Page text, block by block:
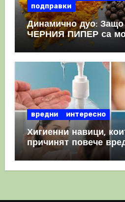
подправки
Динамично дуо:
ЧЕРНИЯ ПИПЕР са
комбинация
вредни интересно
Хигиенни навици,
причинят повече
полза